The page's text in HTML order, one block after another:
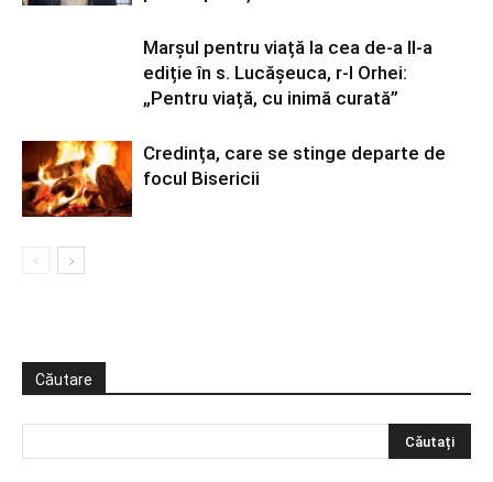
Marșul pentru viață la cea de-a II-a
ediție în s. Lucășeuca, r-l Orhei:
„Pentru viață, cu inimă curată”
Credința, care se stinge departe de
focul Bisericii
Căutare